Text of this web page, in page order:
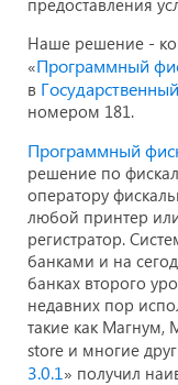
Наше решение -
«Программный
в
номером 181.
Программный
решение по
оператору
любой принтер
регистратор.
банками и на
банках второго
недавних пор
такие как Магнум,
store и многие
3.0.1 » получил